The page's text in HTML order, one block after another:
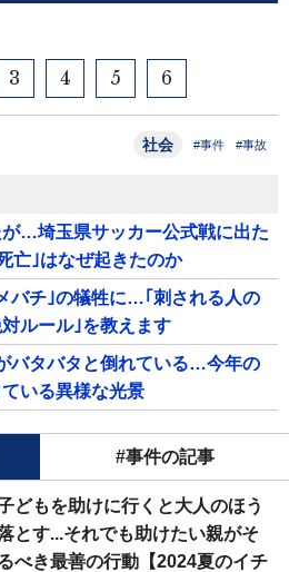
3 4 5 6
社会 #事件 #事故
…埼玉県サッカー公式戦に出た
亡｣はなぜ起きたのか
バチ｣の犠牲に…｢刺される人の
ルール｣を教えます
バタバタと倒れている…今年の
いる異様な光景
#事件の記事
どもを助けに行くと大人のほう
とす...それでも助けたい親がそ
べき最善の行動【2024夏のイチ